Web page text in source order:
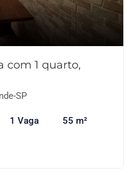
com 1 quarto,
SP
1 Vaga 55 m²